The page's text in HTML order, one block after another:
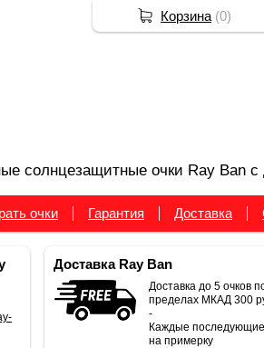
солнцезащитные очки Ray Ban
очки Гарантия Доставка
Доставка Ray Ban
Доставка до 5 очков
пределах МКАД 300
-
Каждые
на примерку
Корзина (0)